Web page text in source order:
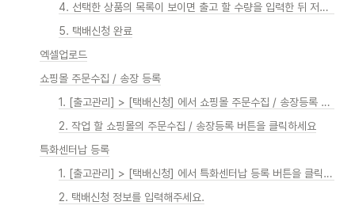
4. 선택한 상품의 목록이 보이면 출고 할 수량을 입력한 뒤 저장 버튼을 클릭합니다.
5. 택배신청 완료
엑셀업로드
쇼핑몰 주문수집 / 송장 등록
1. [출고관리] > [택배신청] 에서 쇼핑몰 주문수집 / 송장등록 버튼을 클릭하세요
2. 작업 할 쇼핑몰의 주문수집 / 송장등록 버튼을 클릭하세요
특화센터납 등록
1. [출고관리] > [택배신청] 에서 특화센터납 등록 버튼을 클릭하세요.
2. 택배신청 정보를 입력해주세요.